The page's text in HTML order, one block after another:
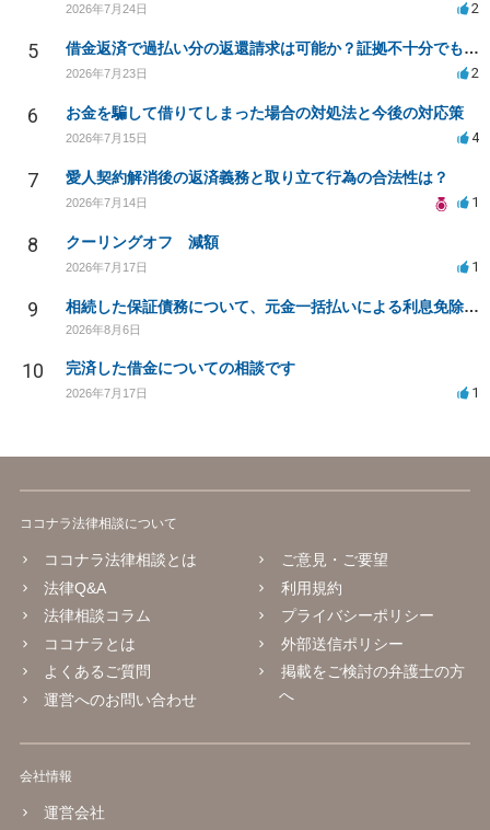
2026年7月24日 2
5 借金返済で過払い分の返還請求は可能か？証拠不十分でも弁護士に相談したい
2026年7月23日 2
6 お金を騙して借りてしまった場合の対処法と今後の対応策
2026年7月15日 4
7 愛人契約解消後の返済義務と取り立て行為の合法性は？
2026年7月14日 1
8 クーリングオフ 減額
2026年7月17日 1
9 相続した保証債務について、元金一括払いによる利息免除の交渉は可能でしょうか
2026年8月6日
10 完済した借金についての相談です
2026年7月17日 1
ココナラ法律相談について
ココナラ法律相談とは
法律Q&A
法律相談コラム
ココナラとは
よくあるご質問
運営へのお問い合わせ
ご意見・ご要望
利用規約
プライバシーポリシー
外部送信ポリシー
掲載をご検討の弁護士の方
へ
会社情報
運営会社